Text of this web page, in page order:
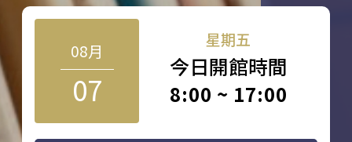
08月
07
星期五
今日開館時間
8:00 ~ 17:00